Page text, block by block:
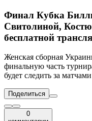
Финал Кубка
Свитолиной,
бесплатной
Женская сборная
финальную часть
будет следить за
Поделиться
0